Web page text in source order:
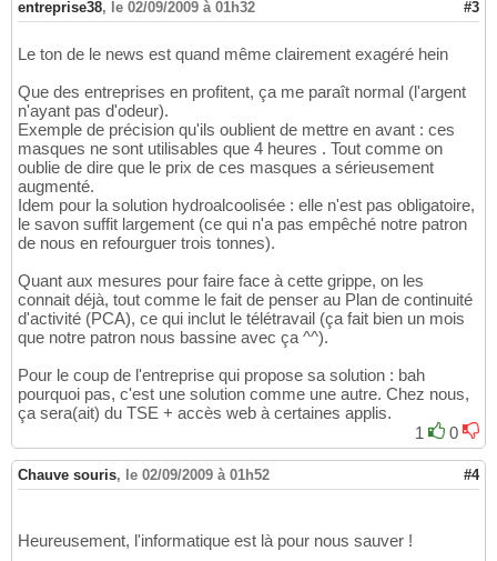
entreprise38, le 02/09/2009 à 01h32 #3
Le ton de le news est quand même clairement exagéré hein
Que des entreprises en profitent, ça me paraît normal (l'argent
n'ayant pas d'odeur).
Exemple de précision qu'ils oublient de mettre en avant : ces
masques ne sont utilisables que 4 heures . Tout comme on
oublie de dire que le prix de ces masques a sérieusement
augmenté.
Idem pour la solution hydroalcoolisée : elle n'est pas obligatoire,
le savon suffit largement (ce qui n'a pas empêché notre patron
de nous en refourguer trois tonnes).
Quant aux mesures pour faire face à cette grippe, on les
connait déjà, tout comme le fait de penser au Plan de continuité
d'activité (PCA), ce qui inclut le télétravail (ça fait bien un mois
que notre patron nous bassine avec ça ^^).
Pour le coup de l'entreprise qui propose sa solution : bah
pourquoi pas, c'est une solution comme une autre. Chez nous,
ça sera(ait) du TSE + accès web à certaines applis.
1
0
Chauve souris, le 02/09/2009 à 01h52 #4
Heureusement, l'informatique est là pour nous sauver !